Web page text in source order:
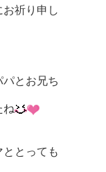
祈り申し
とお兄ち
ね
とっても